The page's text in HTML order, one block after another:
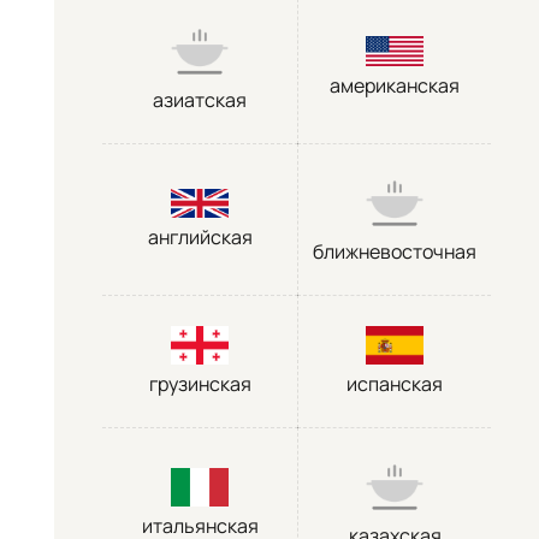
азиатская
американская
английская
ближневосточная
грузинская испанская
итальянская